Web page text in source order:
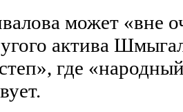
может «вне
актива
где